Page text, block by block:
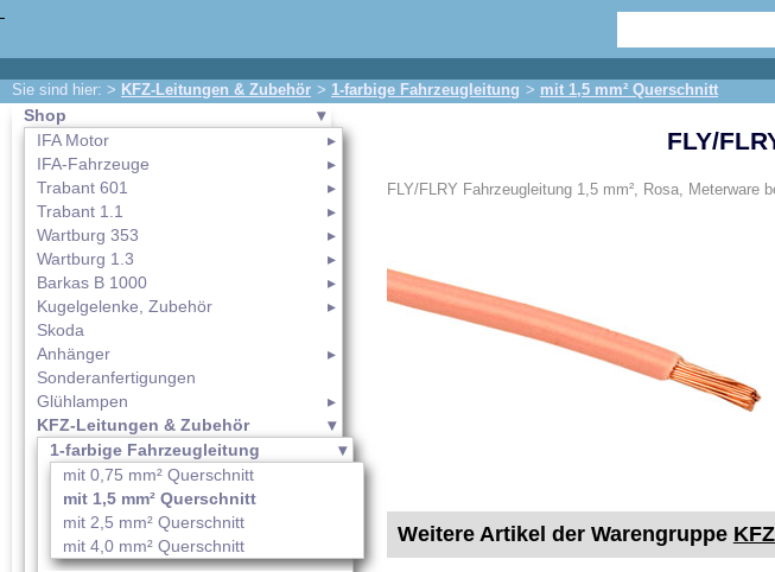
Sie sind hier: > KFZ-Leitungen & Zubehör > 1-farbige Fahrzeugleitung > mit 1,5 mm² Querschnitt
Shop
IFA Motor
IFA-Fahrzeuge
Trabant 601
Trabant 1.1
Wartburg 353
Wartburg 1.3
Barkas B 1000
Kugelgelenke, Zubehör
Skoda
Anhänger
Sonderanfertigungen
Glühlampen
KFZ-Leitungen & Zubehör
1-farbige Fahrzeugleitung
mit 0,75 mm² Querschnitt
mit 1,5 mm² Querschnitt
mit 2,5 mm² Querschnitt
mit 4,0 mm² Querschnitt
FLY/
FLY/FLRY Fahrzeugleitung 1,5 mm², Rosa, Meterware
Weitere Artikel der Warengruppe